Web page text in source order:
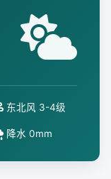
东北风 3-4级
降水 0mm